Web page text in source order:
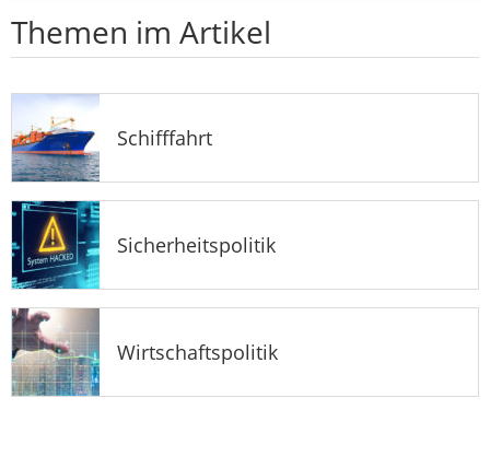
Themen im Artikel
Schifffahrt
Sicherheitspolitik
Wirtschaftspolitik